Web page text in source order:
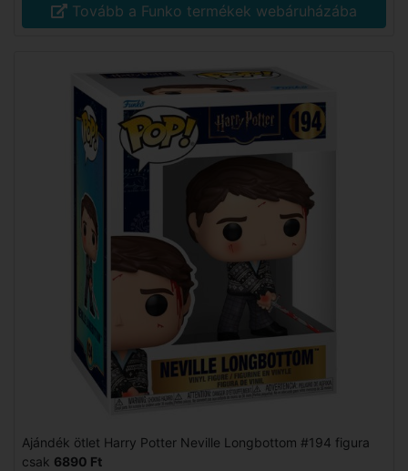
Tovább a Funko termékek webáruházába
Ajándék ötlet Harry Potter Neville Longbottom #194 figura
csak 6890 Ft